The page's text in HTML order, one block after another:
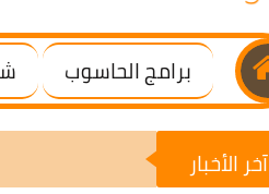
برامج الحاسوب
آخر الأخبار